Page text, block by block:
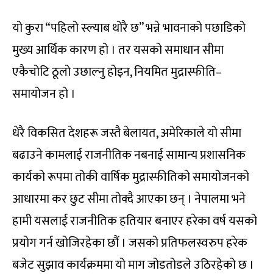
यो कुरा “पहिलो स्ल्याब थोरै छ” भन्ने भावनाको पछाडिको
मुख्य आर्थिक कारण हो । तर यसको समाधान सीमा
एकैचोटि ठूलो उछाल्नु होइन, नियमित मुद्रास्फीति–
समायोजन हो ।
धेरै विकसित देशहरू जस्तै बेलायत, अमेरिकाले यो सीमा
बढाउने कामलाई राजनीतिक नबनाई सामान्य प्रशासनिक
कार्यको रूपमा तोकी वार्षिक मुद्रास्फीतिको समायोजनको
आधारमा कर छुट सीमा तोक्दै आएका छन् । नेपालमा भने
हामी यसलाई राजनीतिक हतियार बनाएर हरेका वर्ष यसको
प्रयोग गर्न खोजिरहेका छौं । जसको प्रतिफलस्वरुप हरेक
बजेट सुझाव कार्यक्रममा यो माग जोडतोडले उठिरहेको छ ।